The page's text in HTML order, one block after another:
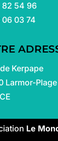
82 54 96
06 03 74
Kerpape
Larmor-Plage
Le